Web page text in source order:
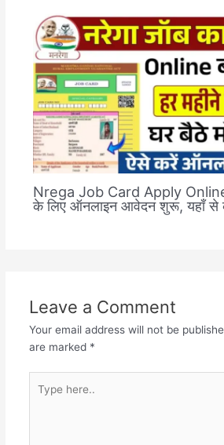
Nrega Job Card Apply Online:
के लिए ऑनलाइन आवेदन शुरू, यहाँ
Leave a Comment
Your email address will not be
are marked *
here..